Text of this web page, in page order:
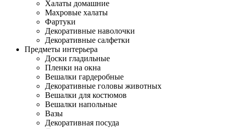
Халаты домашние
Махровые халаты
Фартуки
Декоративные наволочки
Декоративные салфетки
Предметы интерьера
Доски гладильные
Пленки на окна
Вешалки гардеробные
Декоративные головы животных
Вешалки для костюмов
Вешалки напольные
Вазы
Декоративная посуда